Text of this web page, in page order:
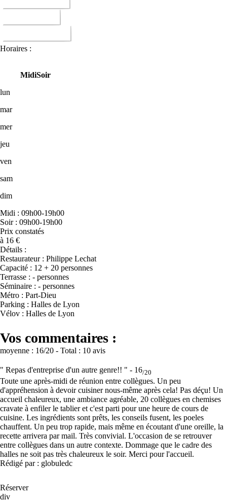
Horaires :
MidiSoir
lun
mar
mer
jeu
ven
sam
dim
Midi : 09h00-19h00
Soir : 09h00-19h00
Prix constatés
à 16 €
Détails :
Restaurateur : Philippe Lechat
Capacité : 12 + 20 personnes
Terrasse : - personnes
Séminaire : - personnes
Métro : Part-Dieu
Parking : Halles de Lyon
Vélov : Halles de Lyon
Vos commentaires :
moyenne : 16/20 - Total : 10 avis
" Repas d'entreprise d'un autre genre!! " - 16/20
Toute une après-midi de réunion entre collègues. Un peu
d'appréhension à devoir cuisiner nous-même après cela! Pas déçu! Un
accueil chaleureux, une ambiance agréable, 20 collègues en chemises
cravate à enfiler le tablier et c'est parti pour une heure de cours de
cuisine. Les ingrédients sont prêts, les conseils fusent, les poeles
chauffent. Un peu trop rapide, mais même en écoutant d'une oreille, la
recette arrivera par mail. Très convivial. L'occasion de se retrouver
entre collègues dans un autre contexte. Dommage que le cadre des
halles ne soit pas très chaleureux le soir. Merci pour l'accueil.
Rédigé par : globuledc
Réserver
div